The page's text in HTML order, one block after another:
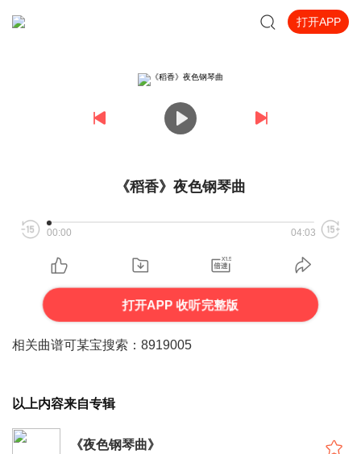
打开APP
《稻香》夜色钢琴曲
00:00 04:03
打开APP 收听完整版
相关曲谱可某宝搜索：8919005
以上内容来自专辑
《夜色钢琴曲》